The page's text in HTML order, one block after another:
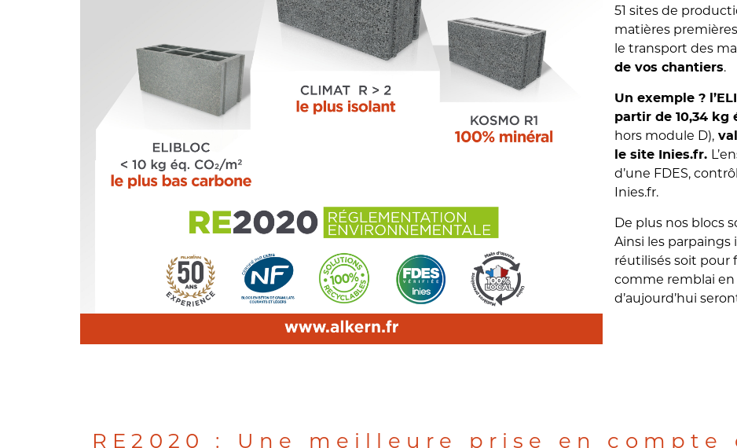
51 sites de
matières
le transport des
de vos chantiers.
Un exemple ?
partir de 10,34 kg
hors module D),
le site Inies.fr.
d’une FDES,
Inies.fr.
De plus nos blocs
Ainsi les
réutilisés soit pour
comme remblai
d’aujourd’hui
RE2020 : Une meilleure prise en compte